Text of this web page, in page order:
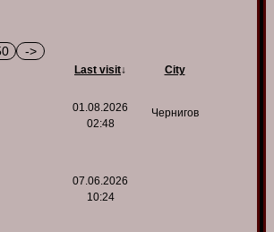
->
Last visit↓ City
01.08.2026
02:48
Чернигов
07.06.2026
10:24